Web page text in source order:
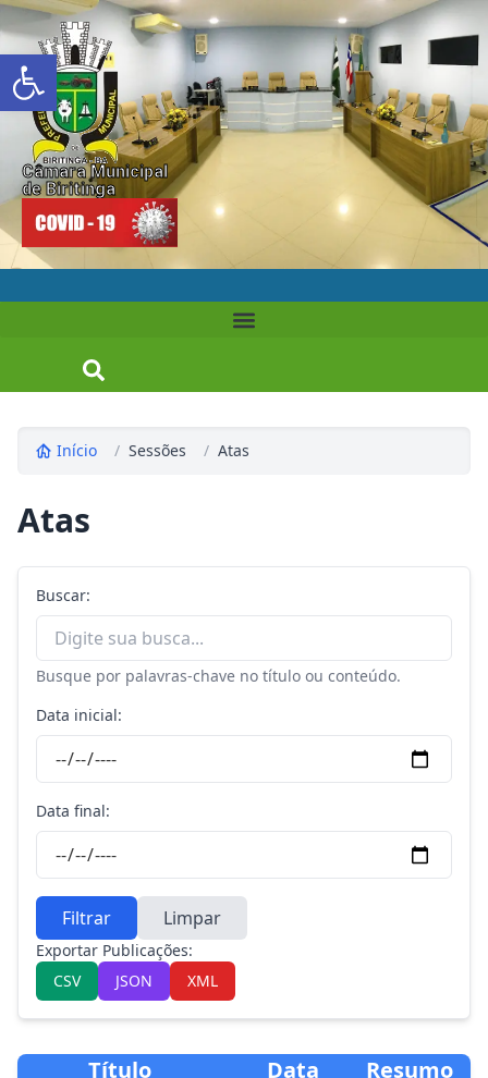
Câmara Municipal
de Biritinga
Início / Sessões / Atas
Atas
Buscar:
Busque por palavras-chave no título ou conteúdo.
Data inicial:
Data final:
Filtrar Limpar
Exportar Publicações:
CSV
JSON XML
Título Data Resumo
Abrir a barra de ferramentas